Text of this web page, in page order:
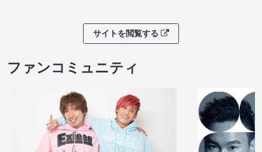
サイトを閲覧する
ファンコミュニティ